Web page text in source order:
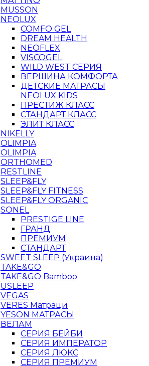
MUSSON
NEOLUX
COMFO GEL
DREAM HEALTH
NEOFLEX
VISCOGEL
WILD WEST СЕРИЯ
ВЕРШИНА КОМФОРТА
ДЕТСКИЕ МАТРАСЫ
NEOLUX KIDS
ПРЕСТИЖ КЛАСС
СТАНДАРТ КЛАСС
ЭЛИТ КЛАСС
NIKELLY
OLIMPIA
OLIMPIA
ORTHOMED
RESTLINE
SLEEP&FLY
SLEEP&FLY FITNESS
SLEEP&FLY ORGANIC
SONEL
PRESTIGE LINE
ГРАНД
ПРЕМИУМ
СТАНДАРТ
SWEET SLEEP (Украина)
TAKE&GO
TAKE&GO Bamboo
USLEEP
VEGAS
VERES Матраци
YESON МАТРАСЫ
ВЕЛАМ
СЕРИЯ БЕЙБИ
СЕРИЯ ИМПЕРАТОР
СЕРИЯ ЛЮКС
СЕРИЯ ПРЕМИУМ